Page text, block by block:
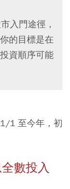
入門途徑，
的目標是在
資順序可能
1 至今年，初
數投入